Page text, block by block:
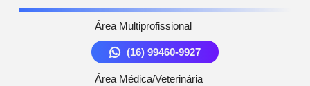
Área Multiprofissional
(16) 99460-9927
Área Médica/Veterinária